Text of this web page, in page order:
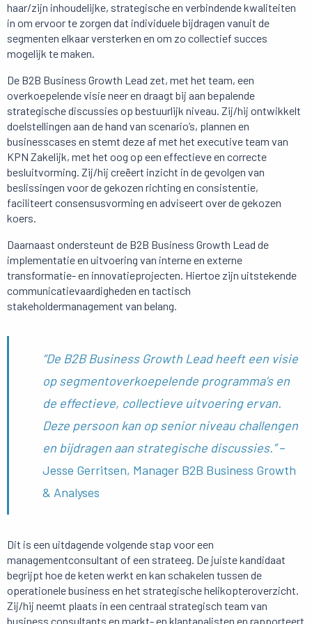
haar/zijn inhoudelijke, strategische en verbindende kwaliteiten
in om ervoor te zorgen dat individuele bijdragen vanuit de
segmenten elkaar versterken en om zo collectief succes
mogelijk te maken.
De B2B Business Growth Lead zet, met het team, een
overkoepelende visie neer en draagt bij aan bepalende
strategische discussies op bestuurlijk niveau. Zij/hij ontwikkelt
doelstellingen aan de hand van scenario’s, plannen en
businesscases en stemt deze af met het executive team van
KPN Zakelijk, met het oog op een effectieve en correcte
besluitvorming. Zij/hij creëert inzicht in de gevolgen van
beslissingen voor de gekozen richting en consistentie,
faciliteert consensusvorming en adviseert over de gekozen
koers.
Daarnaast ondersteunt de B2B Business Growth Lead de
implementatie en uitvoering van interne en externe
transformatie- en innovatieprojecten. Hiertoe zijn uitstekende
communicatievaardigheden en tactisch
stakeholdermanagement van belang.
“De B2B Business Growth Lead heeft een visie
op segmentoverkoepelende programma’s en
de effectieve, collectieve uitvoering ervan.
Deze persoon kan op senior niveau challengen
en bijdragen aan strategische discussies.”–
Jesse Gerritsen, Manager B2B Business Growth
& Analyses
Dit is een uitdagende volgende stap voor een
managementconsultant of een strateeg. De juiste kandidaat
begrijpt hoe de keten werkt en kan schakelen tussen de
operationele business en het strategische helikopteroverzicht.
Zij/hij neemt plaats in een centraal strategisch team van
business consultants en markt- en klantanalisten en rapporteert